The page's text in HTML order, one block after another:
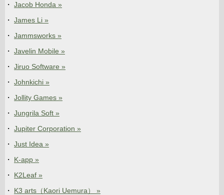
Jacob Honda »
James Li »
Jammsworks »
Javelin Mobile »
Jiruo Software »
Johnkichi »
Jollity Games »
Jungrila Soft »
Jupiter Corporation »
Just Idea »
K-app »
K2Leaf »
K3 arts（Kaori Uemura） »